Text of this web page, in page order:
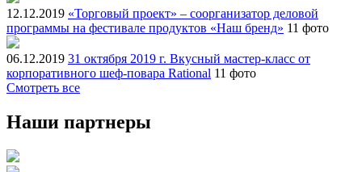
12.12.2019 «Торговый проект» – соорганизатор деловой
программы на фестивале продуктов «Наш бренд» 11 фото
06.12.2019 31 октября 2019 г. Вкусный мастер-класс от
корпоративного шеф-повара Rational 11 фото
Смотреть все
Наши партнеры